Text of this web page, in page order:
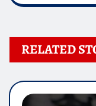
RELATED